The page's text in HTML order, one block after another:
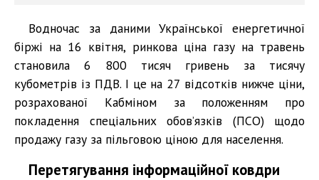
Водночас за даними Української енергетичної
біржі на 16 квітня, ринкова ціна газу на травень
становила 6 800 тисяч гривень за тисячу
кубометрів із ПДВ. І це на 27 відсотків нижче ціни,
розрахованої Кабміном за положенням про
покладення спеціальних обов’язків (ПСО) щодо
продажу газу за пільговою ціною для населення.
Перетягування інформаційної ковдри